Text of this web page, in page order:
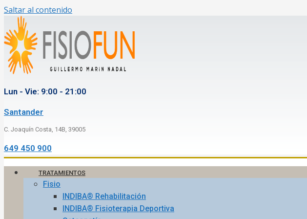
Saltar al contenido
Lun - Vie: 9:00 - 21:00
Santander
C. Joaquín Costa, 14B, 39005
649 450 900
TRATAMIENTOS
Fisio
INDIBA® Rehabilitación
INDIBA® Fisioterapia Deportiva